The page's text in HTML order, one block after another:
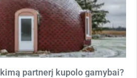
partnerį kupolo gamybai?